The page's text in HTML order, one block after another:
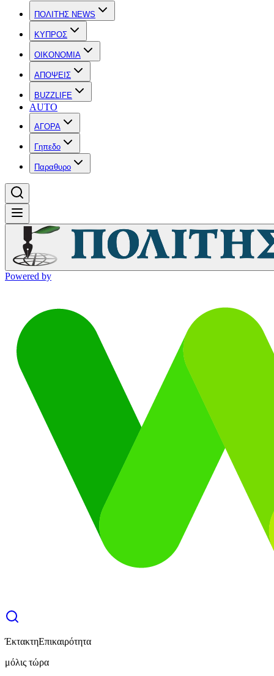
ΠΟΛΙΤΗΣ NEWS
ΚΥΠΡΟΣ
OIKONOMIA
ΑΠΟΨΕΙΣ
BUZZLIFE
AUTO
ΑΓΟΡΑ
Γηπεδο
Παραθυρο
Powered by
ΈκτακτηΕπικαιρότητα
μόλις τώρα